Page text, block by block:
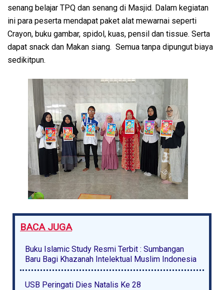
senang belajar TPQ dan senang di Masjid. Dalam kegiatan
ini para peserta mendapat paket alat mewarnai seperti
Crayon, buku gambar, spidol, kuas, pensil dan tissue. Serta
dapat snack dan Makan siang. Semua tanpa dipungut biaya
sedikitpun.
BACA JUGA
Buku Islamic Study Resmi Terbit : Sumbangan
Baru Bagi Khazanah Intelektual Muslim Indonesia
USB Peringati Dies Natalis Ke 28